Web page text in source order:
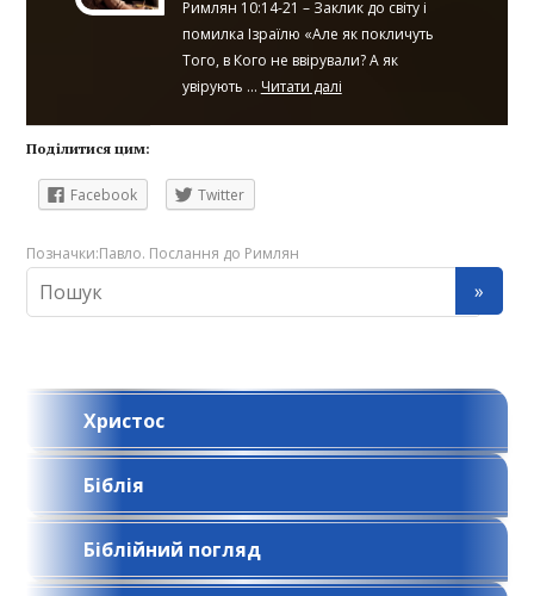
Римлян 10:14-21 – Заклик до світу і
помилка Ізраїлю «Але як покличуть
Того, в Кого не ввірували? А як
увірують ... Читати далі
Поділитися цим:
Facebook Twitter
Позначки:Павло. Послання до Римлян
Христос
Біблія
Біблійний погляд